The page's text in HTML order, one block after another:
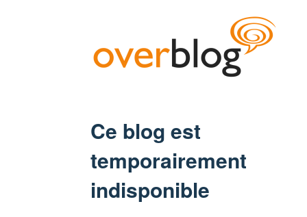
Ce blog est
temporairement
indisponible